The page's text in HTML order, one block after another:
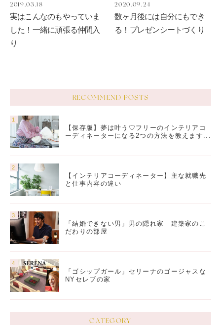
2019.03.18
実はこんなのもやっていま
した！一緒に頑張る仲間入
り
2020.09.24
数ヶ月後には自分にもでき
る！プレゼンシートづくり
RECOMMEND POSTS
【保存版】夢は叶う♡フリーのインテリアコ
ーディネーターになる2つの方法を教えます...
【インテリアコーディネーター】主な就職先
と仕事内容の違い
「結婚できない男」男の隠れ家 建築家のこ
だわりの部屋
「ゴシップガール」セリーナのゴージャスな
NYセレブの家
CATEGORY